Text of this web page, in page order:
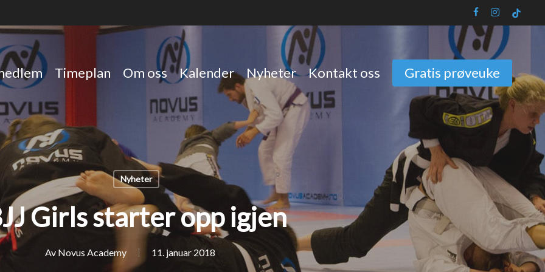
facebookinstagram
tiktok
Timeplan Om oss Kalender Nyheter Kontakt oss Gratis prøveuke
Nyheter
Girls starter opp igjen
Av Novus Academy 11. januar 2018